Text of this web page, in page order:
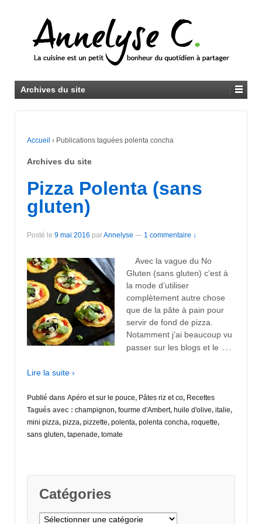
Archives du site
Accueil › Publications taguées polenta concha
Archives du site
Pizza Polenta (sans
gluten)
Posté le 9 mai 2016 parAnnelyse — 1 commentaire ↓
Avec la vague du No
Gluten (sans gluten) c’est à
la mode d’utiliser
complètement autre chose
que de la pâte à pain pour
servir de fond de pizza.
Notamment j’ai beaucoup vu
passer sur les blogs et le …
Lire la suite ›
Publié dans Apéro et sur le pouce, Pâtes riz et co, Recettes
Tagués avec : champignon, fourme d'Ambert, huile d'olive, italie,
mini pizza, pizza, pizzette, polenta, polenta concha, roquette,
sans gluten, tapenade, tomate
Catégories
Catégories